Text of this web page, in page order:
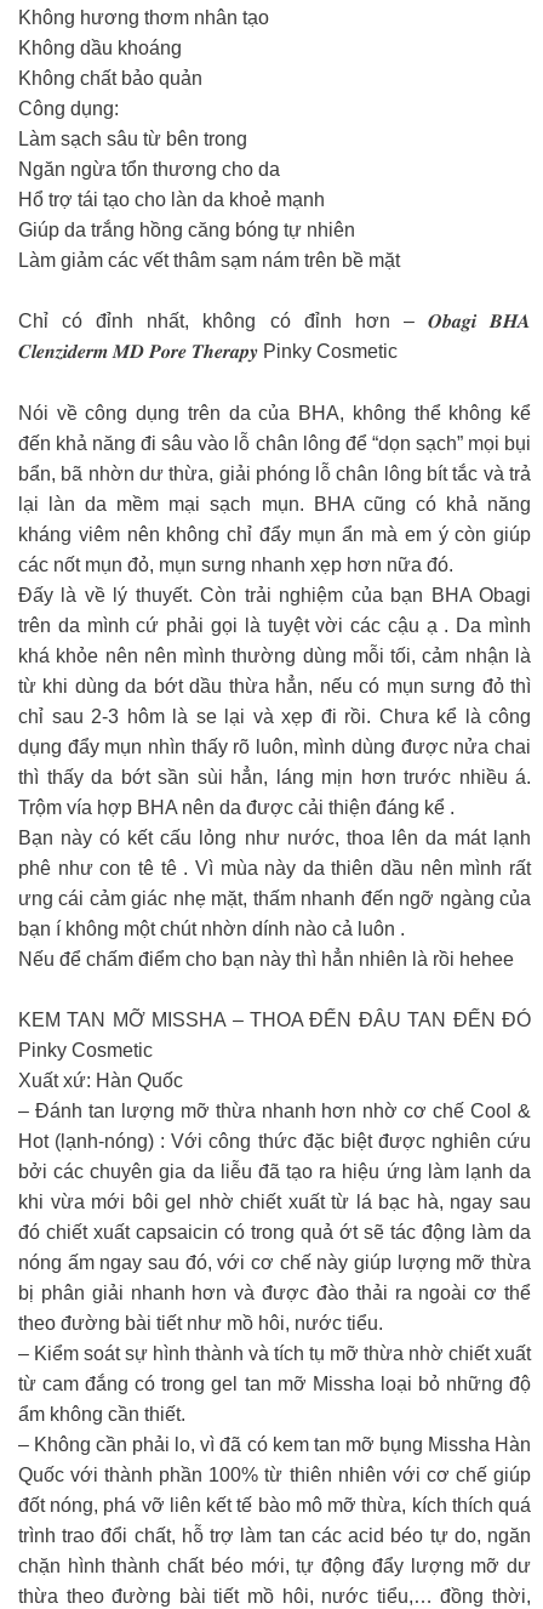
Không hương thơm nhân tạo
Không dầu khoáng
Không chất bảo quản
Công dụng:
Làm sạch sâu từ bên trong
Ngăn ngừa tổn thương cho da
Hổ trợ tái tạo cho làn da khoẻ mạnh
Giúp da trắng hồng căng bóng tự nhiên
Làm giảm các vết thâm sạm nám trên bề mặt
Chỉ có đỉnh nhất, không có đỉnh hơn – 𝑶𝒃𝒂𝒈𝒊 𝑩𝑯𝑨
𝑪𝒍𝒆𝒏𝒛𝒊𝒅𝒆𝒓𝒎 𝑴𝑫 𝑷𝒐𝒓𝒆 𝑻𝒉𝒆𝒓𝒂𝒑𝒚 Pinky Cosmetic
Nói về công dụng trên da của BHA, không thể không kể
đến khả năng đi sâu vào lỗ chân lông để “dọn sạch” mọi bụi
bẩn, bã nhờn dư thừa, giải phóng lỗ chân lông bít tắc và trả
lại làn da mềm mại sạch mụn. BHA cũng có khả năng
kháng viêm nên không chỉ đẩy mụn ẩn mà em ý còn giúp
các nốt mụn đỏ, mụn sưng nhanh xẹp hơn nữa đó.
Đấy là về lý thuyết. Còn trải nghiệm của bạn BHA Obagi
trên da mình cứ phải gọi là tuyệt vời các cậu ạ . Da mình
khá khỏe nên nên mình thường dùng mỗi tối, cảm nhận là
từ khi dùng da bớt dầu thừa hẳn, nếu có mụn sưng đỏ thì
chỉ sau 2-3 hôm là se lại và xẹp đi rồi. Chưa kể là công
dụng đẩy mụn nhìn thấy rõ luôn, mình dùng được nửa chai
thì thấy da bớt sần sùi hẳn, láng mịn hơn trước nhiều á.
Trộm vía hợp BHA nên da được cải thiện đáng kể .
Bạn này có kết cấu lỏng như nước, thoa lên da mát lạnh
phê như con tê tê . Vì mùa này da thiên dầu nên mình rất
ưng cái cảm giác nhẹ mặt, thấm nhanh đến ngỡ ngàng của
bạn í không một chút nhờn dính nào cả luôn .
Nếu để chấm điểm cho bạn này thì hẳn nhiên là rồi hehee
KEM TAN MỠ MISSHA – THOA ĐẾN ĐÂU TAN ĐẾN ĐÓ
Pinky Cosmetic
Xuất xứ: Hàn Quốc
– Đánh tan lượng mỡ thừa nhanh hơn nhờ cơ chế Cool &
Hot (lạnh-nóng) : Với công thức đặc biệt được nghiên cứu
bởi các chuyên gia da liễu đã tạo ra hiệu ứng làm lạnh da
khi vừa mới bôi gel nhờ chiết xuất từ lá bạc hà, ngay sau
đó chiết xuất capsaicin có trong quả ớt sẽ tác động làm da
nóng ấm ngay sau đó, với cơ chế này giúp lượng mỡ thừa
bị phân giải nhanh hơn và được đào thải ra ngoài cơ thể
theo đường bài tiết như mồ hôi, nước tiểu.
– Kiểm soát sự hình thành và tích tụ mỡ thừa nhờ chiết xuất
từ cam đắng có trong gel tan mỡ Missha loại bỏ những độ
ẩm không cần thiết.
– Không cần phải lo, vì đã có kem tan mỡ bụng Missha Hàn
Quốc với thành phần 100% từ thiên nhiên với cơ chế giúp
đốt nóng, phá vỡ liên kết tế bào mô mỡ thừa, kích thích quá
trình trao đổi chất, hỗ trợ làm tan các acid béo tự do, ngăn
chặn hình thành chất béo mới, tự động đẩy lượng mỡ dư
thừa theo đường bài tiết mồ hôi, nước tiểu,… đồng thời,